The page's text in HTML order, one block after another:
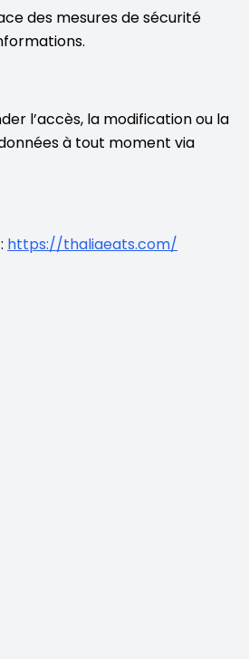
des mesures de sécurité
l’accès, la modification ou la
à tout moment via
https://thaliaeats.com/